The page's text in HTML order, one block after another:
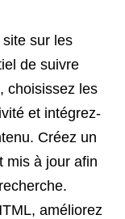
sur les
de suivre
choisissez les
et intégrez-
Créez un
mis à jour afin
améliorez